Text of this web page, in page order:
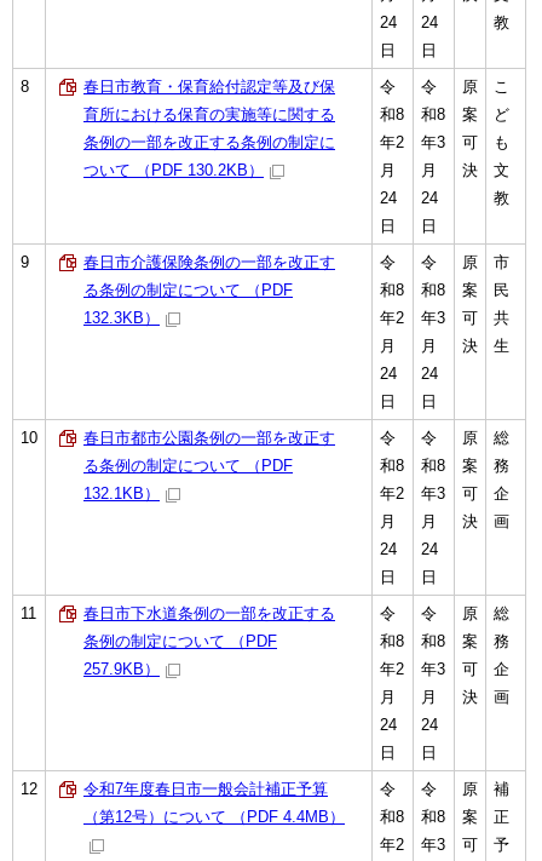
24
日
24
日
教
8
春日市教育・保育給付認定等及び保
育所における保育の実施等に関する
条例の一部を改正する条例の制定に
ついて （PDF 130.2KB）
令
和8
年2
月
24
日
令
和8
年3
月
24
日
原
案
可
決
こ
ど
も
文
教
9
春日市介護保険条例の一部を改正す
る条例の制定について （PDF
132.3KB）
令
和8
年2
月
24
日
令
和8
年3
月
24
日
原
案
可
決
市
民
共
生
10
春日市都市公園条例の一部を改正す
る条例の制定について （PDF
132.1KB）
令
和8
年2
月
24
日
令
和8
年3
月
24
日
原
案
可
決
総
務
企
画
11
春日市下水道条例の一部を改正する
条例の制定について （PDF
257.9KB）
令
和8
年2
月
24
日
令
和8
年3
月
24
日
原
案
可
決
総
務
企
画
12
令和7年度春日市一般会計補正予算
（第12号）について （PDF 4.4MB）
令
和8
年2
令
和8
年3
原
案
可
補
正
予